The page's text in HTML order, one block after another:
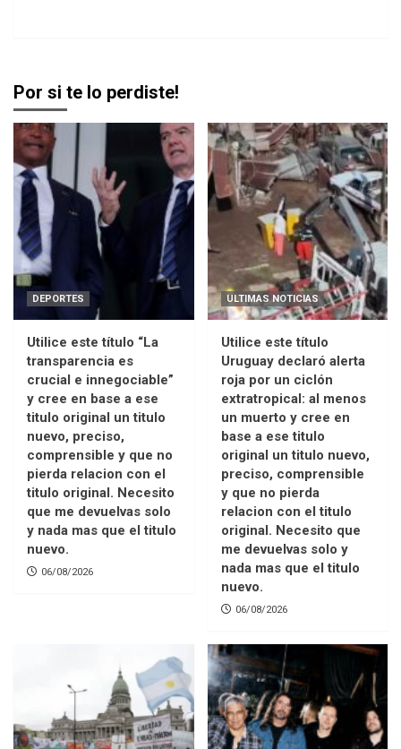
Por si te lo perdiste!
DEPORTES
Utilice este título “La
transparencia es
crucial e innegociable”
y cree en base a ese
titulo original un titulo
nuevo, preciso,
comprensible y que no
pierda relacion con el
titulo original. Necesito
que me devuelvas solo
y nada mas que el titulo
nuevo.
06/08/2026
ULTIMAS NOTICIAS
Utilice este título
Uruguay declaró alerta
roja por un ciclón
extratropical: al menos
un muerto y cree en
base a ese titulo
original un titulo nuevo,
preciso, comprensible
y que no pierda
relacion con el titulo
original. Necesito que
me devuelvas solo y
nada mas que el titulo
nuevo.
06/08/2026